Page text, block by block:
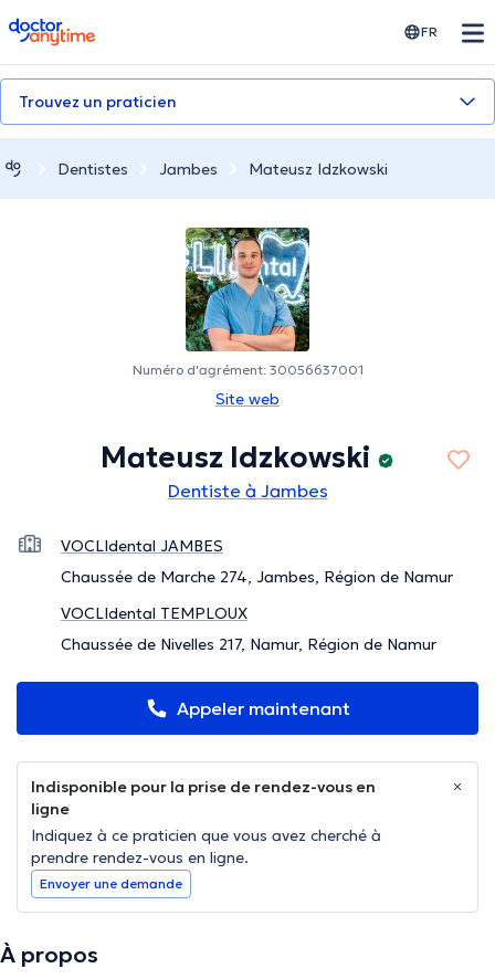
doctoranytime FR
Trouvez un praticien
Dentistes Jambes Mateusz Idzkowski
Numéro d'agrément: 30056637001
Site web
Mateusz Idzkowski
Dentiste à Jambes
VOCLIdental JAMBES
Chaussée de Marche 274, Jambes, Région de Namur
VOCLIdental TEMPLOUX
Chaussée de Nivelles 217, Namur, Région de Namur
Appeler maintenant
Indisponible pour la prise de rendez-vous en
ligne
Indiquez à ce praticien que vous avez cherché à
prendre rendez-vous en ligne.
Envoyer une demande
À propos